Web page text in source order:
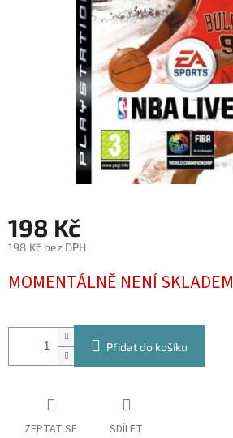
198 Kč
198 Kč bez DPH
cena:
MOMENTÁLNĚ NENÍ SKLADEM
Přidat do košíku
ZEPTAT SE SDÍLET